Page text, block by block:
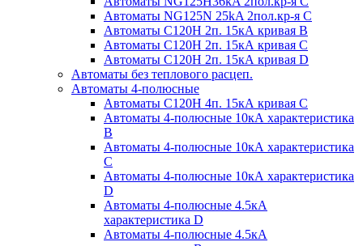
Автоматы NG125N 25kA 2пол.кр-я C
Автоматы С120H 2п. 15кА кривая B
Автоматы С120H 2п. 15кА кривая C
Автоматы С120H 2п. 15кА кривая D
Автоматы без теплового расцеп.
Автоматы 4-полюсные
Автоматы С120H 4п. 15кА кривая C
Автоматы 4-полюсные 10кА характеристика
B
Автоматы 4-полюсные 10кА характеристика
C
Автоматы 4-полюсные 10кА характеристика
D
Автоматы 4-полюсные 4.5кА
характеристика D
Автоматы 4-полюсные 4.5кА